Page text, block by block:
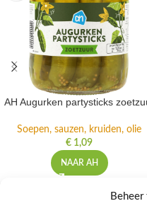
AH Augurken partysticks
Soepen, sauzen, kruiden, olie
€ 1,09
NAAR AH